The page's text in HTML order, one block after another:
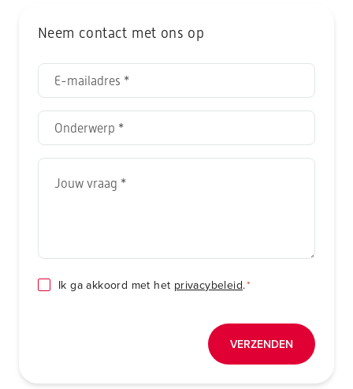
Neem contact met ons op
E-
mailadres
*
Onderwerp
Jouw
vraag
Consent
Ik ga akkoord met het privacybeleid.*